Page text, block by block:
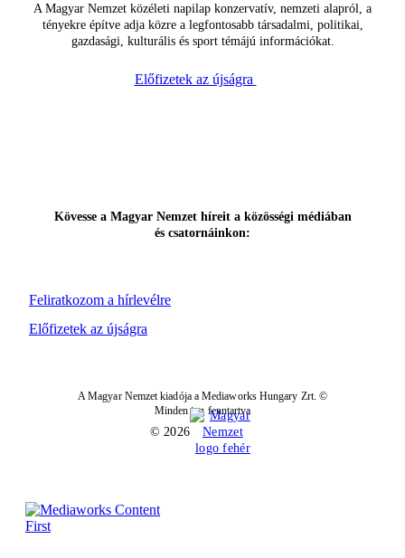
A Magyar Nemzet közéleti napilap konzervatív, nemzeti alapról, a
tényekre építve adja közre a legfontosabb társadalmi, politikai,
gazdasági, kulturális és sport témájú információkat.
Előfizetek az újságra
Feliratkozom a hírlevélre
Kövesse a Magyar Nemzet híreit a közösségi médiában
és csatornáinkon:
Előfizetek az újságra
A Magyar Nemzet kiadója a Mediaworks Hungary Zrt. ©
Minden jog fenntartva
© 2026